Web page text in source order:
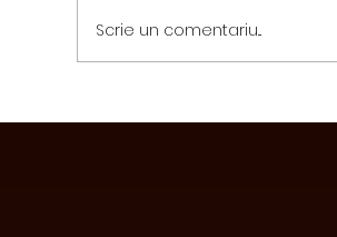
Scrie un comentariu...